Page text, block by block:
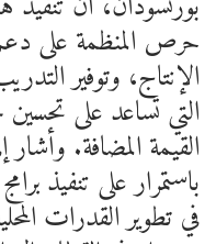
حرص المنظمة على
الإنتاج، وتوفير
التي تساعد على تحسين
القيمة المضافة.
باستمرار على تنفيذ
في تطوير القدرات